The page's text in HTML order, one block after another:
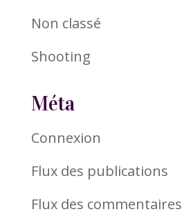
Non classé
Shooting
Méta
Connexion
Flux des publications
Flux des commentaires